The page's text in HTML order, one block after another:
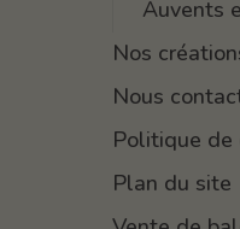
Auvents
Nos
Nous
Politique
Plan du site